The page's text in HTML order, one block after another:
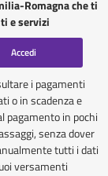
Romagna che ti
e servizi
Accedi
i pagamenti
o in scadenza e
pagamento in pochi
senza dover
tutti i dati
versamenti